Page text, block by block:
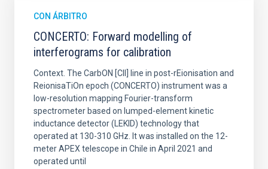
CON ÁRBITRO
CONCERTO: Forward modelling of
interferograms for calibration
Context. The CarbON [CII] line in post-rEionisation and
ReionisaTiOn epoch (CONCERTO) instrument was a
low-resolution mapping Fourier-transform
spectrometer based on lumped-element kinetic
inductance detector (LEKID) technology that
operated at 130-310 GHz. It was installed on the 12-
meter APEX telescope in Chile in April 2021 and
operated until